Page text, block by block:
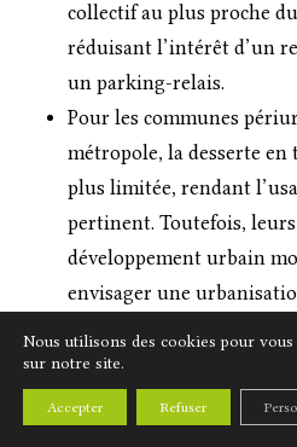
collectif au plus proche
réduisant l’intérêt d’un
un parking-relais.
Pour les communes
métropole, la desserte
plus limitée, rendant
pertinent. Toutefois, leurs
développement urbain
envisager une
Ainsi, la mise en service du
sein des secteurs périurbains
Nous utilisons des cookies pour
sur notre site.
Accepter Refuser